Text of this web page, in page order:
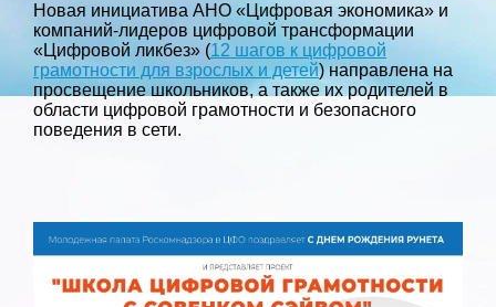
Новая инициатива АНО «Цифровая экономика» и
компаний-лидеров цифровой трансформации
«Цифровой ликбез» (12 шагов к цифровой
грамотности для взрослых и детей) направлена на
просвещение школьников, а также их родителей в
области цифровой грамотности и безопасного
поведения в сети.